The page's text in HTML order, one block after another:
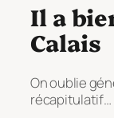
Il a
Calais
On oublie
récapitulatif…